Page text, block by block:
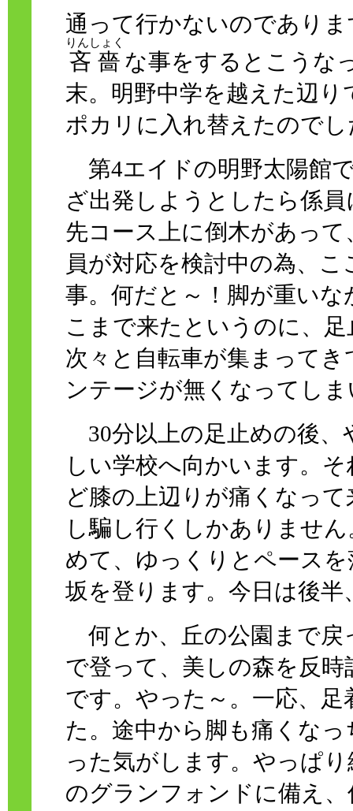
通って行かないのでありま
吝嗇
りんしょく
な事をするとこうな
末。明野中学を越えた辺
ポカリに入れ替えたのでし
第4エイドの明野太陽館
ざ出発しようとしたら係
先コース上に倒木があっ
員が対応を検討中の為、
事。何だと～！脚が重い
こまで来たというのに、
次々と自転車が集まって
ンテージが無くなってし
30分以上の足止めの後、
しい学校へ向かいます。
ど膝の上辺りが痛くなっ
し騙し行くしかありませ
めて、ゆっくりとペース
坂を登ります。今日は後
何とか、丘の公園まで戻
で登って、美しの森を反
です。やった～。一応、
た。途中から脚も痛くな
った気がします。やっぱ
のグランフォンドに備え